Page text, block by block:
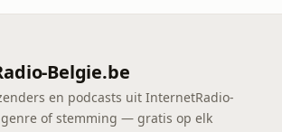
Belgie.be
en podcasts uit InternetRadio-
of stemming — gratis op elk